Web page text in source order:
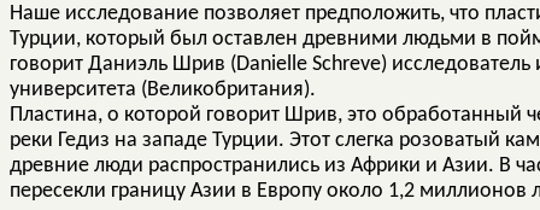
Наше исследование позволяет предположить, что
Турции, который был оставлен древними людьми в
говорит Даниэль Шрив (Danielle Schreve)
университета (Великобритания).
Пластина, о которой говорит Шрив, это обработанный
реки Гедиз на западе Турции. Этот слегка розоватый
древние люди распространились из Африки и Азии. В
пересекли границу Азии в Европу около 1,2 миллионов